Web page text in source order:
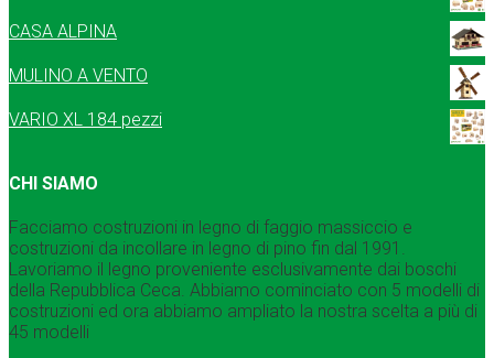
CASA ALPINA
MULINO A VENTO
VARIO XL 184 pezzi
CHI SIAMO
Facciamo costruzioni in legno di faggio massiccio e
costruzioni da incollare in legno di pino fin dal 1991.
Lavoriamo il legno proveniente esclusivamente dai boschi
della Repubblica Ceca. Abbiamo cominciato con 5 modelli di
costruzioni ed ora abbiamo ampliato la nostra scelta a più di
45 modelli